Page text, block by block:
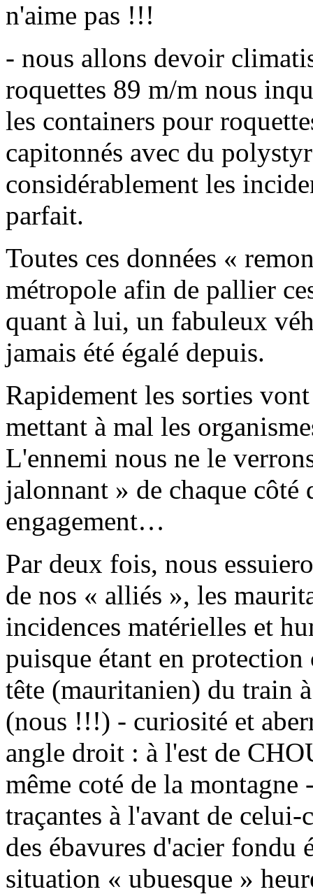
n'aime pas !!!
- nous allons devoir
roquettes 89 m/m nous
les containers pour
capitonnés avec du
considérablement les
parfait.
Toutes ces données «
métropole afin de pallier
quant à lui, un fabuleux
jamais été égalé depuis.
Rapidement les sorties
mettant à mal les
L'ennemi nous ne le
jalonnant » de chaque côté
engagement…
Par deux fois, nous
de nos « alliés », les
incidences matérielles et
puisque étant en
tête (mauritanien) du train
(nous !!!) - curiosité et
angle droit : à l'est de
même coté de la
traçantes à l'avant de
des ébavures d'acier fondu
situation « ubuesque »